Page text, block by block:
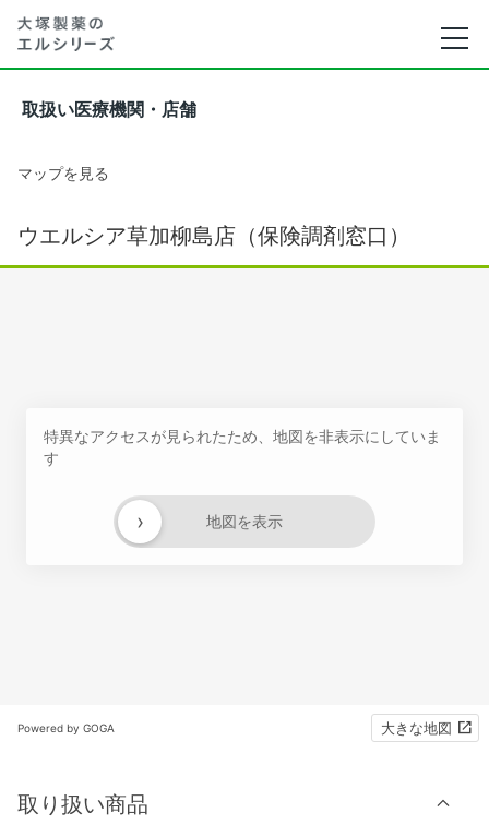
取扱い医療機関・店舗
マップを見る
ウエルシア草加柳島店（保険調剤窓口）
特異なアクセスが見られたため、地図を非表示にしていま
す
地図を表示
›
Powered by GOGA 大きな地図
取り扱い商品